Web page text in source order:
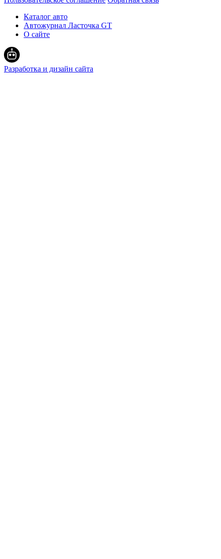
Каталог авто
Автожурнал Ласточка GT
О сайте
Разработка и дизайн сайта